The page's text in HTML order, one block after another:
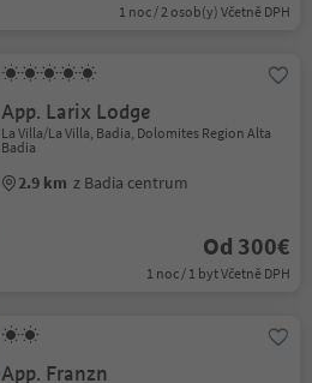
1 noc / 2 osob(y) Včetně DPH
App. Larix Lodge
La Villa/La Villa, Badia, Dolomites Region Alta
Badia
2.9 km z Badia centrum
Od 300€
1 noc / 1 byt Včetně DPH
App. Franzn